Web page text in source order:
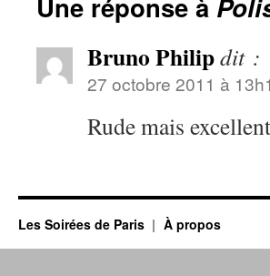
Bruno Philipdit :
27 octobre 2011 à
Rude mais excellent
Les Soirées de Paris À propos